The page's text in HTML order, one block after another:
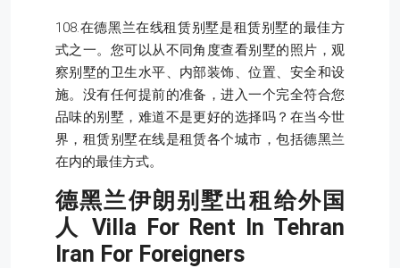
108.在德黑兰在线租赁别墅是租赁别墅的最佳方
式之一。您可以从不同角度查看别墅的照片，观
察别墅的卫生水平、内部装饰、位置、安全和设
施。没有任何提前的准备，进入一个完全符合您
品味的别墅，难道不是更好的选择吗？在当今世
界，租赁别墅在线是租赁各个城市，包括德黑兰
在内的最佳方式。
德黑兰伊朗别墅出租给外国
人 Villa For Rent In Tehran
Iran For Foreigners